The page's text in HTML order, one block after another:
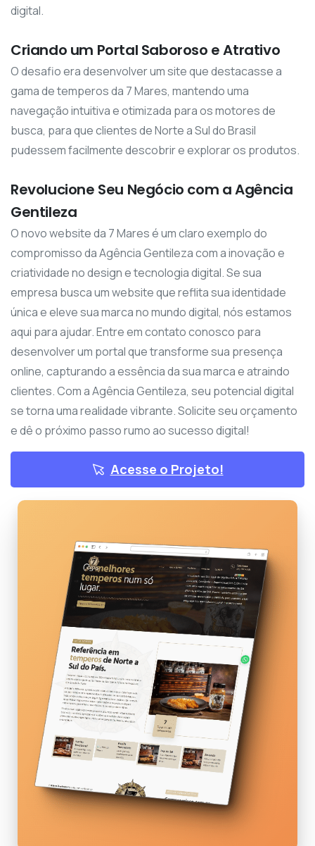
digital.
Criando um Portal Saboroso e Atrativo
O desafio era desenvolver um site que destacasse a
gama de temperos da 7 Mares, mantendo uma
navegação intuitiva e otimizada para os motores de
busca, para que clientes de Norte a Sul do Brasil
pudessem facilmente descobrir e explorar os produtos.
Revolucione Seu Negócio com a Agência
Gentileza
O novo website da 7 Mares é um claro exemplo do
compromisso da Agência Gentileza com a inovação e
criatividade no design e tecnologia digital. Se sua
empresa busca um website que reflita sua identidade
única e eleve sua marca no mundo digital, nós estamos
aqui para ajudar. Entre em contato conosco para
desenvolver um portal que transforme sua presença
online, capturando a essência da sua marca e atraindo
clientes. Com a Agência Gentileza, seu potencial digital
se torna uma realidade vibrante. Solicite seu orçamento
e dê o próximo passo rumo ao sucesso digital!
Acesse o Projeto!